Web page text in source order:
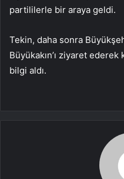
partililerle bir araya geldi.
Tekin, daha sonra
Büyükakın’ı ziyaret
bilgi aldı.